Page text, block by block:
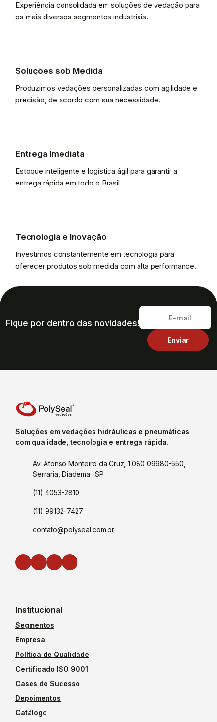
Experiência consolidada em soluções de vedação para
os mais diversos segmentos industriais.
Soluções sob Medida
Produzimos vedações personalizadas com agilidade e
precisão, de acordo com sua necessidade.
Entrega Imediata
Estoque inteligente e logística ágil para garantir a
entrega rápida em todo o Brasil.
Tecnologia e Inovação
Investimos constantemente em tecnologia para
oferecer produtos sob medida com alta performance.
Fique por dentro das novidades!
Soluções em vedações hidráulicas e pneumáticas
com qualidade, tecnologia e entrega rápida.
Av. Afonso Monteiro da Cruz, 1.080 09980-550,
Serraria, Diadema -SP
(11) 4053-2810
(11) 99132-7427
contato@polyseal.com.br
Institucional
Segmentos
Empresa
Política de Qualidade
Certificado ISO 9001
Cases de Sucesso
Depoimentos
Catálogo